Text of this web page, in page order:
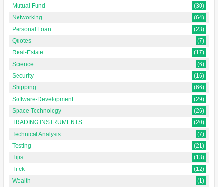
Mutual Fund
(30)
Networking
(64)
Personal Loan
(23)
Quotes
(7)
Real-Estate
(17)
Science
(6)
Security
(16)
Shipping
(66)
Software-Development
(29)
Space Technology
(26)
TRADING INSTRUMENTS
(20)
Technical Analysis
(7)
Testing
(21)
Tips
(13)
Trick
(12)
Wealth
(1)